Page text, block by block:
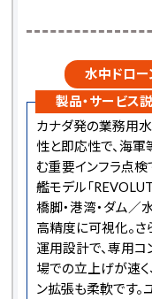
水中ドロー
製品・サービス
カナダ発の業務用水
性と即応性で、海
む重要インフラ点
艦モデル「
橋脚・港湾・ダム
高精度に可視化。さ
運用設計で、専用コ
場での立上げが速く
ン拡張も柔軟です